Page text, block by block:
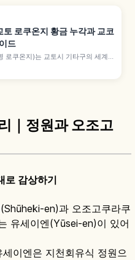
토 로쿠온지 황금 누각과 교코
드
로쿠온지)는 교토시 기타구의 세계
로, 금박 3층 누각 샤리덴이 상징입니
에 비친 금각, 가을 단풍, 입장료와
｜정원과 오조고
로 감상하기
en)과 오조고쿠라쿠
유세이엔(Yūsei-en)이 있어
이엔은 지천회유식 정원으